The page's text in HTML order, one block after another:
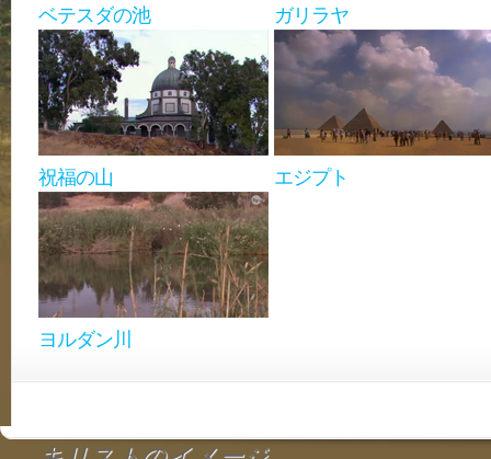
ベテスダの池
祝福の山
ヨルダン川
ガリラヤ
エジプト